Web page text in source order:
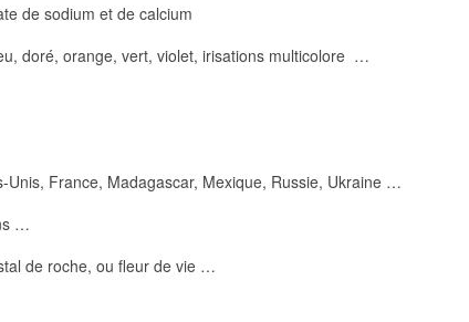
sodium et de calcium
orange, vert, violet, irisations multicolore …
France, Madagascar, Mexique, Russie, Ukraine …
…
de roche, ou fleur de vie …